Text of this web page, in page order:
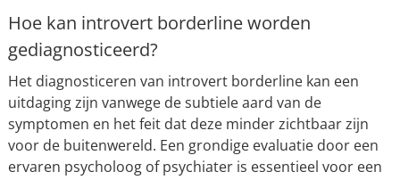
Hoe kan introvert borderline worden
gediagnosticeerd?
Het diagnosticeren van introvert borderline kan een
uitdaging zijn vanwege de subtiele aard van de
symptomen en het feit dat deze minder zichtbaar zijn
voor de buitenwereld. Een grondige evaluatie door een
ervaren psycholoog of psychiater is essentieel voor een